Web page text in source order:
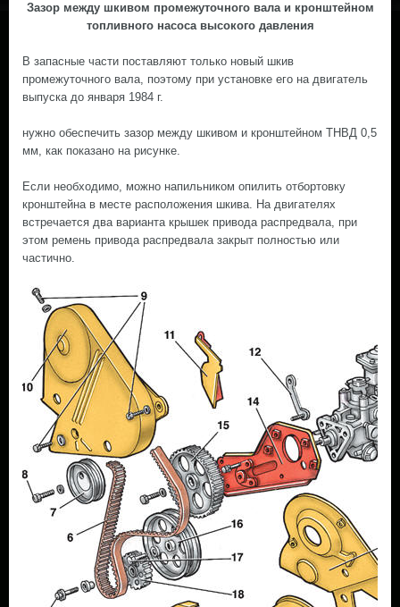
Зазор между шкивом промежуточного вала и кронштейном
топливного насоса высокого давления
В запасные части поставляют только новый шкив
промежуточного вала, поэтому при установке его на двигатель
выпуска до января 1984 г.
нужно обеспечить зазор между шкивом и кронштейном ТНВД 0,5
мм, как показано на рисунке.
Если необходимо, можно напильником опилить отбортовку
кронштейна в месте расположения шкива. На двигателях
встречается два варианта крышек привода распредвала, при
этом ремень привода распредвала закрыт полностью или
частично.